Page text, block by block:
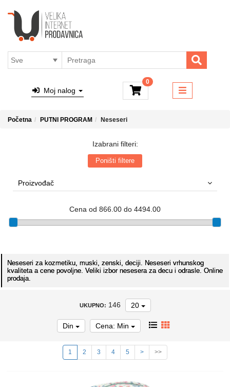
Moj nalog
0
Kategorije
4ALL - PARFEMI I KOZMETIKA
MACUN PROIZVODI
RUČNI SATOVI
PUTNI PROGRAM
Sve o
Online
placanje
Početna PUTNI PROGRAM Neseseri
Izabrani filteri:
Poništi filtere
Proizvođač
Cena od 866.00 do 4494.00
Neseseri za kozmetiku, muski, zenski, deciji. Neseseri vrhunskog
kvaliteta a cene povoljne. Veliki izbor nesesera za decu i odrasle. Online
prodaja.
UKUPNO: 146 20
Din Cena: Min
1 2 3 4 5 > >>